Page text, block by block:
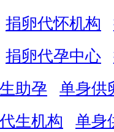
捐卵代怀机构
捐卵代孕中心
助孕
单身供
生机构
单身